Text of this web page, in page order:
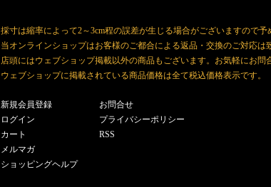
採寸は縮率によって2～3cm程の誤差が生じる場合がございますので予
当オンラインショップはお客様のご都合による返品・交換のご対応
店頭にはウェブショップ掲載以外の商品もございます。お気軽にお問
ウェブショップに掲載されている商品価格は全て税込価格表示です。
新規会員登録
ログイン
カート
メルマガ
ショッピングヘルプ
お問合せ
プライバシーポリシー
RSS